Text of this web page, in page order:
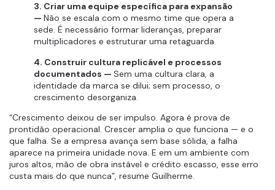
3. Criar uma equipe específica para expansão
— Não se escala com o mesmo time que opera a
sede. É necessário formar lideranças, preparar
multiplicadores e estruturar uma retaguarda.
4. Construir cultura replicável e processos
documentados — Sem uma cultura clara, a
identidade da marca se dilui; sem processo, o
crescimento desorganiza.
“Crescimento deixou de ser impulso. Agora é prova de
prontidão operacional. Crescer amplia o que funciona — e o
que falha. Se a empresa avança sem base sólida, a falha
aparece na primeira unidade nova. E em um ambiente com
juros altos, mão de obra instável e crédito escasso, esse erro
custa mais do que nunca”, resume Guilherme.